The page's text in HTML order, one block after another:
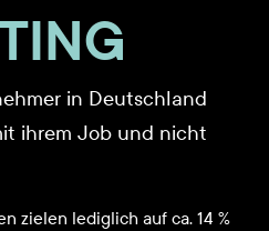
in Deutschland
ihrem Job und nicht
zielen lediglich auf ca. 14 %